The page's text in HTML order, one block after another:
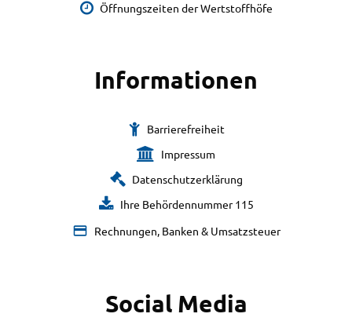
Öffnungszeiten der Wertstoffhöfe
Informationen
Barrierefreiheit
Impressum
Datenschutzerklärung
Ihre Behördennummer 115
Rechnungen, Banken & Umsatzsteuer
Social Media